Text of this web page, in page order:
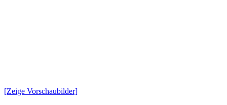
[Zeige Vorschaubilder]